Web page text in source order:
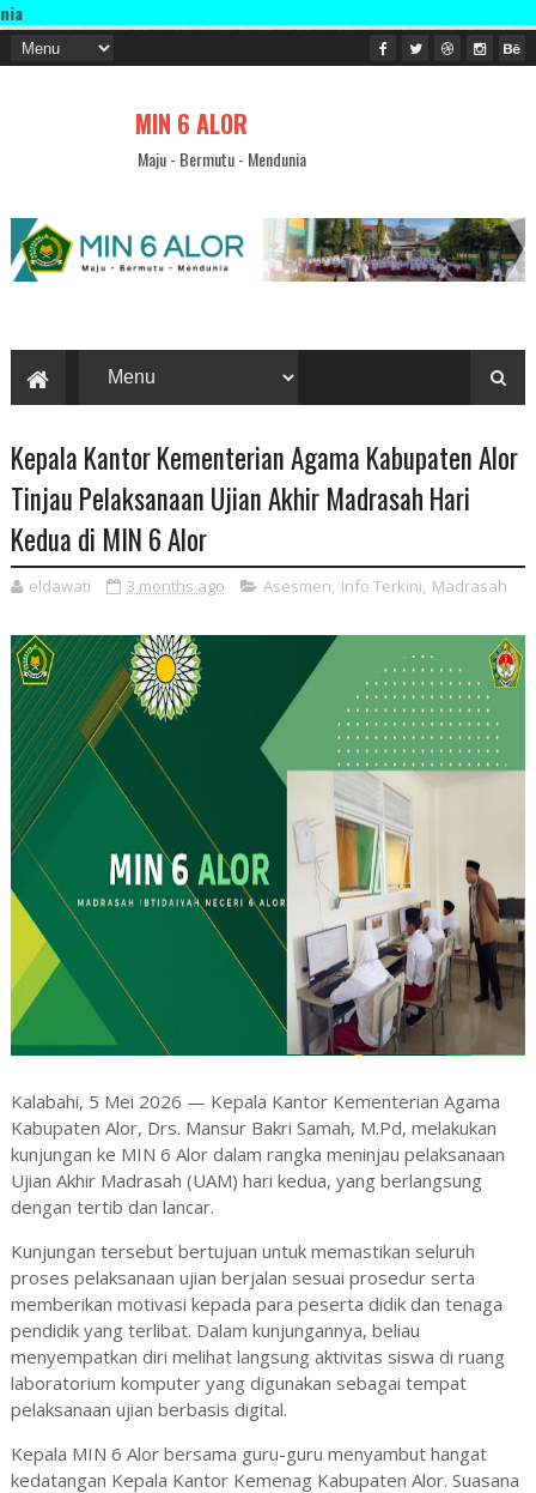
MIN 6 ALOR
Maju - Bermutu - Mendunia
Kepala Kantor Kementerian Agama Kabupaten Alor
Tinjau Pelaksanaan Ujian Akhir Madrasah Hari
Kedua di MIN 6 Alor
eldawati 3 months ago Asesmen, Info Terkini, Madrasah
Kalabahi, 5 Mei 2026 — Kepala Kantor Kementerian Agama
Kabupaten Alor, Drs. Mansur Bakri Samah, M.Pd, melakukan
kunjungan ke MIN 6 Alordalam rangka meninjau pelaksanaan
Ujian Akhir Madrasah (UAM) hari kedua, yang berlangsung
dengan tertib dan lancar.
Kunjungan tersebut bertujuan untuk memastikan seluruh
proses pelaksanaan ujian berjalan sesuai prosedur serta
memberikan motivasi kepada para peserta didik dan tenaga
pendidik yang terlibat. Dalam kunjungannya, beliau
menyempatkan diri melihat langsung aktivitas siswa di ruang
laboratorium komputer yang digunakan sebagai tempat
pelaksanaan ujian berbasis digital.
Kepala MIN 6 Alor bersama guru-guru menyambut hangat
kedatangan Kepala Kantor Kemenag Kabupaten Alor. Suasana